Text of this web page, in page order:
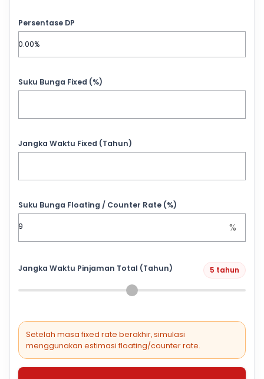
Persentase DP
Suku Bunga Fixed (%)
Jangka Waktu Fixed (Tahun)
Suku Bunga Floating / Counter Rate (%)
%
Jangka Waktu Pinjaman Total (Tahun) 5 tahun
Setelah masa fixed rate berakhir, simulasi
menggunakan estimasi floating/counter rate.